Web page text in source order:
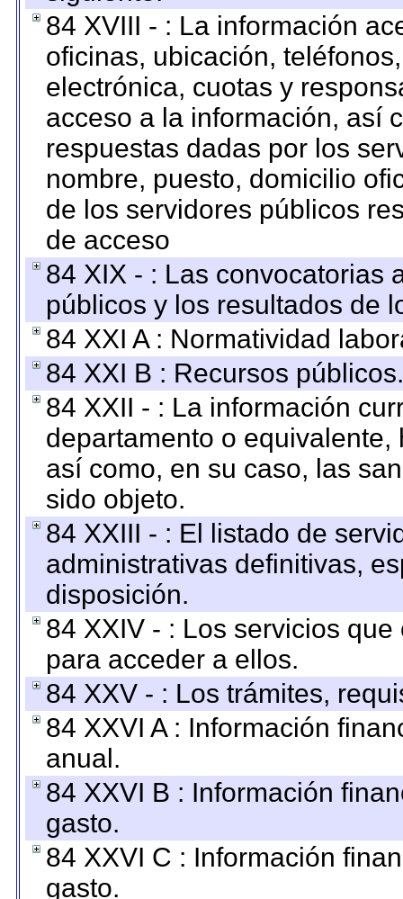
84 XVIII - : La información
oficinas, ubicación,
electrónica, cuotas y
acceso a la información, así
respuestas dadas por los
nombre, puesto, domicilio
de los servidores públicos
de acceso
84 XIX - : Las convocatorias
públicos y los resultados de
84 XXI A : Normatividad
84 XXI B : Recursos públicos.
84 XXII - : La información
departamento o
así como, en su caso, las
sido objeto.
84 XXIII - : El listado de
administrativas definitivas,
disposición.
84 XXIV - : Los servicios
para acceder a ellos.
84 XXV - : Los trámites,
84 XXVI A : Información
anual.
84 XXVI B : Información
gasto.
84 XXVI C : Información
gasto.